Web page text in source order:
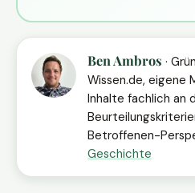
Ben Ambros ·
Wissen.de, eigene
Inhalte fachlich an
Betroffenen-
Geschichte